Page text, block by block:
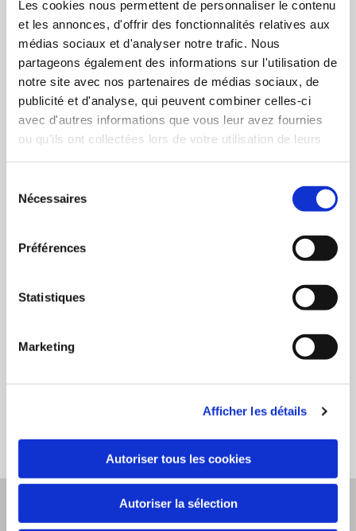
Les cookies nous permettent de personnaliser le contenu
et les annonces, d'offrir des fonctionnalités relatives aux
médias sociaux et d'analyser notre trafic. Nous
partageons également des informations sur l'utilisation de
notre site avec nos partenaires de médias sociaux, de
publicité et d'analyse, qui peuvent combiner celles-ci
avec d'autres informations que vous leur avez fournies
ou qu'ils ont collectées lors de votre utilisation de leurs
Nécessaires
Préférences
Statistiques
Marketing
Afficher les détails
Autoriser tous les cookies
Autoriser la sélection
c’est un des rares vins à amadouer les salades, les
taboulés ou les légumes vapeur. Il est également un
fidèle compagnon des gougères bourguignonnes, des
escargots et bien entendu du jambon persillé.
Température de service : 11 à 12 °C.
Chorey-les-Beaune « Les Champs